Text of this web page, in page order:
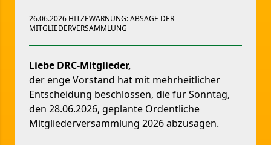
26.06.2026 HITZEWARNUNG: ABSAGE DER
MITGLIEDERVERSAMMLUNG
Liebe DRC-Mitglieder,
der enge Vorstand hat mit mehrheitlicher
Entscheidung beschlossen, die für Sonntag,
den 28.06.2026, geplante Ordentliche
Mitgliederversammlung 2026 abzusagen.